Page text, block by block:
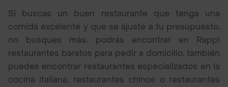
Si buscas un buen restaurante que tenga una
comida excelente y que se ajuste a tu presupuesto,
no busques más; podrás encontrar en Rappi
restaurantes baratos para pedir a domicilio, también
puedes encontrar restaurantes especializados en la
cocina italiana, restaurantes chinos o restaurantes